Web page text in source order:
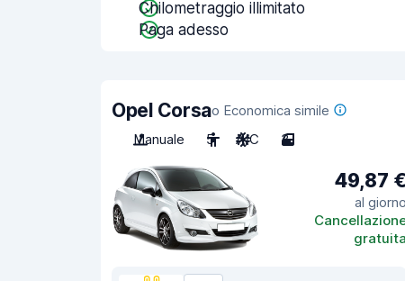
Chilometraggio illimitato
Paga adesso
Opel Corsao Economica simile
Manuale
5 A/C 3
49,87 €
al giorno
gratuita